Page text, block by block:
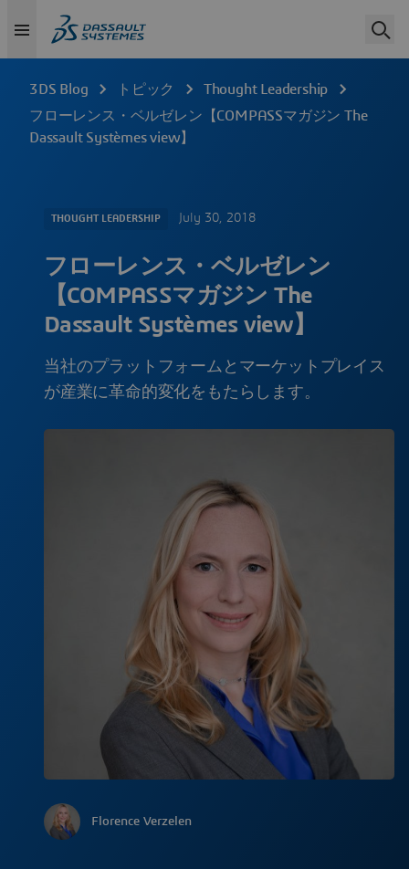
3DS Blog トピック
Thought Leadership
フローレンス・ベルゼレン【COMPASSマガジン The
Dassault Systèmes view】
THOUGHT LEADERSHIP July 30, 2018
フローレンス・ベルゼレン
【COMPASSマガジン The
Dassault Systèmes view】
当社のプラットフォームとマーケットプレイス
が産業に革命的変化をもたらします。
Florence Verzelen